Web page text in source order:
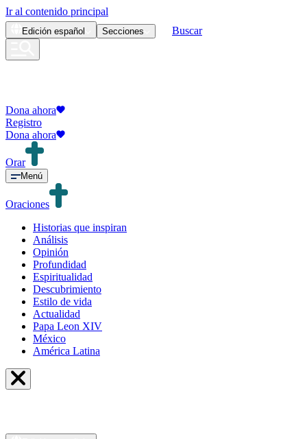
Ir al contenido principal
Edición español Secciones Buscar
Dona ahora
Registro
Dona ahora
Orar
Menú
Oraciones
Historias que inspiran
Análisis
Opinión
Profundidad
Espiritualidad
Descubrimiento
Estilo de vida
Actualidad
Papa Leon XIV
México
América Latina